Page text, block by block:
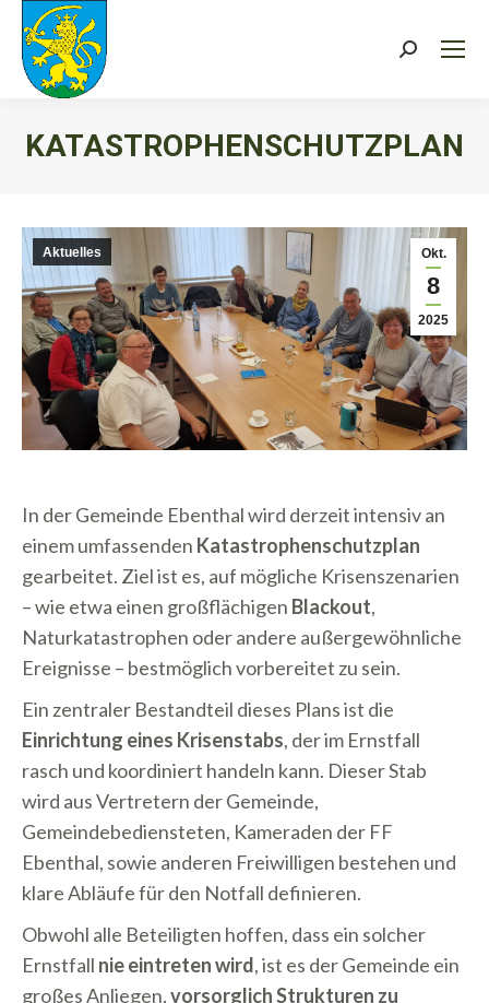
Search:
KATASTROPHENSCHUTZPLAN
Okt.
8
2025
Aktuelles
In der Gemeinde Ebenthal wird derzeit intensiv an
einem umfassenden Katastrophenschutzplan
gearbeitet. Ziel ist es, auf mögliche Krisenszenarien
– wie etwa einen großflächigen Blackout,
Naturkatastrophen oder andere außergewöhnliche
Ereignisse – bestmöglich vorbereitet zu sein.
Ein zentraler Bestandteil dieses Plans ist die
Einrichtung eines Krisenstabs, der im Ernstfall
rasch und koordiniert handeln kann. Dieser Stab
wird aus Vertretern der Gemeinde,
Gemeindebediensteten, Kameraden der FF
Ebenthal, sowie anderen Freiwilligen bestehen und
klare Abläufe für den Notfall definieren.
Obwohl alle Beteiligten hoffen, dass ein solcher
Ernstfall nie eintreten wird, ist es der Gemeinde ein
großes Anliegen,vorsorglich Strukturen zu